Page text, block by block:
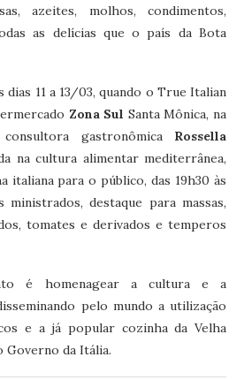
azeites, molhos, condimentos,
as delícias que o país da Bota
11 a 13/03, quando o True Italian
Zona Sul Santa Mônica, na
gastronômica Rossella
na cultura alimentar mediterrânea,
italiana para o público, das 19h30 às
ministrados, destaque para massas,
tomates e derivados e temperos
é homenagear a cultura e a
pelo mundo a utilização
e a já popular cozinha da Velha
Governo da Itália.